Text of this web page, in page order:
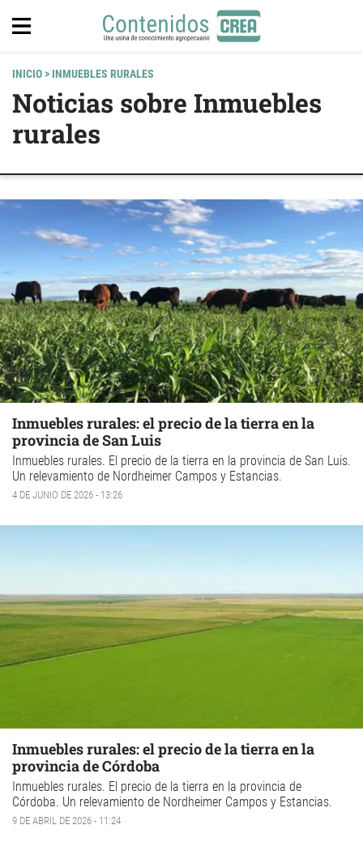
INICIO> INMUEBLES RURALES
Noticias sobre Inmuebles
rurales
Inmuebles rurales: el precio de la tierra en la
provincia de San Luis
Inmuebles rurales. El precio de la tierra en la provincia de San Luis.
Un relevamiento de Nordheimer Campos y Estancias.
4 DE JUNIO DE 2026 - 13:26
Inmuebles rurales: el precio de la tierra en la
provincia de Córdoba
Inmuebles rurales. El precio de la tierra en la provincia de
Córdoba. Un relevamiento de Nordheimer Campos y Estancias.
9 DE ABRIL DE 2026 - 11:24